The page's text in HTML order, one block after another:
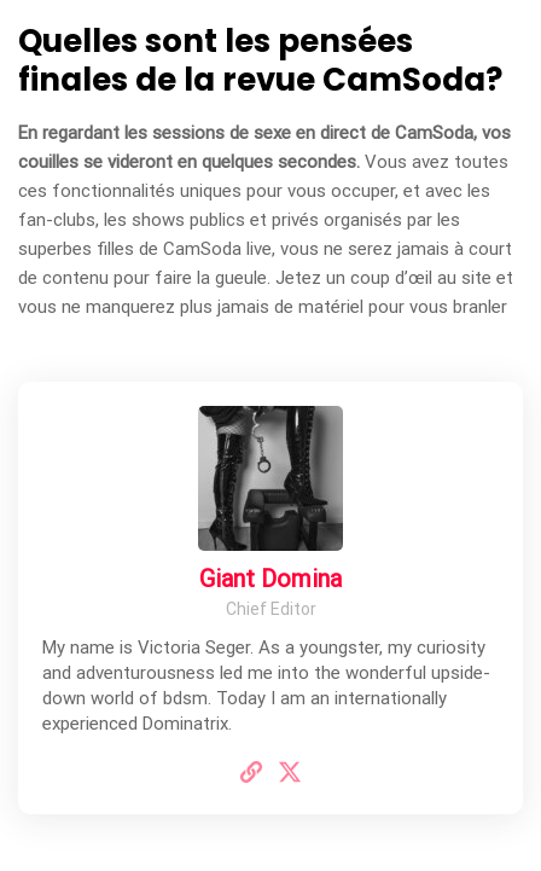
Quelles sont les pensées
finales de la revue CamSoda?
En regardant les sessions de sexe en direct de CamSoda, vos
couilles se videront en quelques secondes. Vous avez toutes
ces fonctionnalités uniques pour vous occuper, et avec les
fan-clubs, les shows publics et privés organisés par les
superbes filles de CamSoda live, vous ne serez jamais à court
de contenu pour faire la gueule. Jetez un coup d’œil au site et
vous ne manquerez plus jamais de matériel pour vous branler
Giant Domina
Chief Editor
My name is Victoria Seger. As a youngster, my curiosity
and adventurousness led me into the wonderful upside-
down world of bdsm. Today I am an internationally
experienced Dominatrix.